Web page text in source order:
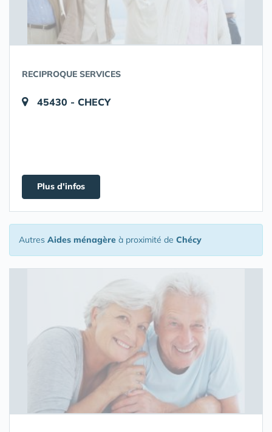
RECIPROQUE SERVICES
45430 - CHECY
Plus d'infos
Autres Aides ménagère à proximité de Chécy